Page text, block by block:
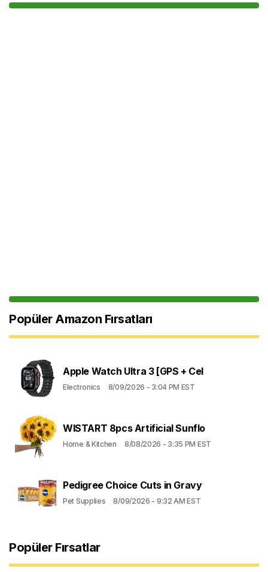
Popüler Amazon Fırsatları
Apple Watch Ultra 3 [GPS + Cel
Electronics 8/09/2026 - 3:04 PM EST
WISTART 8pcs Artificial Sunflo
Home & Kitchen 8/08/2026 - 3:35 PM EST
Pedigree Choice Cuts in Gravy
Pet Supplies 8/09/2026 - 9:32 AM EST
Popüler Fırsatlar